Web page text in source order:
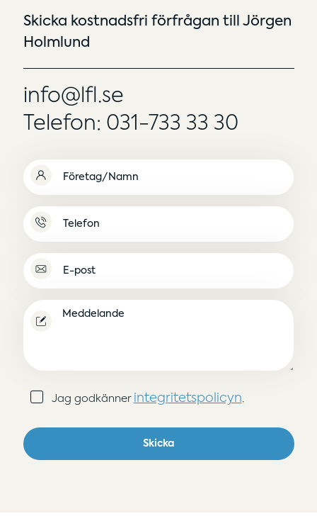
Skicka kostnadsfri förfrågan till Jörgen
Holmlund
info@lfl.se
Telefon: 031-733 33 30
Namn
(Obligatoriskt)
Namnlös
E-
post
(Obligatoriskt)
Meddelande
Samtycke
Jag godkänner integritetspolicyn
Skicka